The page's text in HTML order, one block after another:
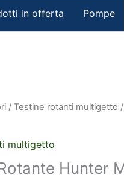
in offerta Pompe
/Testine rotanti multigetto
multigetto
Hunter